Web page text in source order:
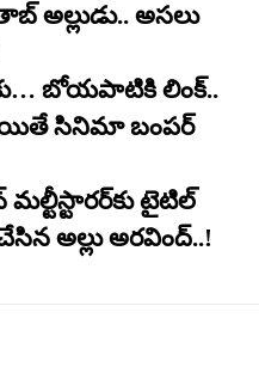
అల్లుడు.. అసలు
బోయపాటికి లింక్..
సినిమా బంపర్
మల్టీస్టారర్​కు టైటిల్
అల్లు అరవింద్..!